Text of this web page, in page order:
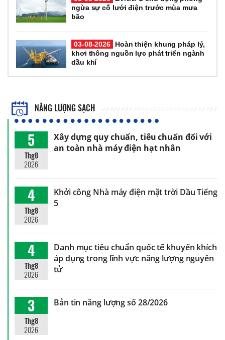
ngừa sự cố lưới điện trước mùa mưa
bão
03-08-2026
Hoàn thiện khung pháp lý,
khơi thông nguồn lực phát triển ngành
dầu khí
NĂNG LƯỢNG SẠCH
5
Thg8
2026
Xây dựng quy chuẩn, tiêu chuẩn đối với
an toàn nhà máy điện hạt nhân
4
Thg8
2026
Khởi công Nhà máy điện mặt trời Dầu Tiếng
5
4
Thg8
2026
Danh mục tiêu chuẩn quốc tế khuyến khích
áp dụng trong lĩnh vực năng lượng nguyên
tử
3
Thg8
2026
Bản tin năng lượng số 28/2026